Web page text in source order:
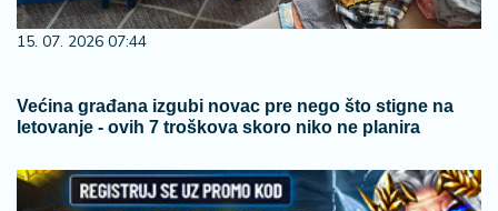
15. 07. 2026 07:44
Većina građana izgubi novac pre nego što stigne na
letovanje - ovih 7 troškova skoro niko ne planira